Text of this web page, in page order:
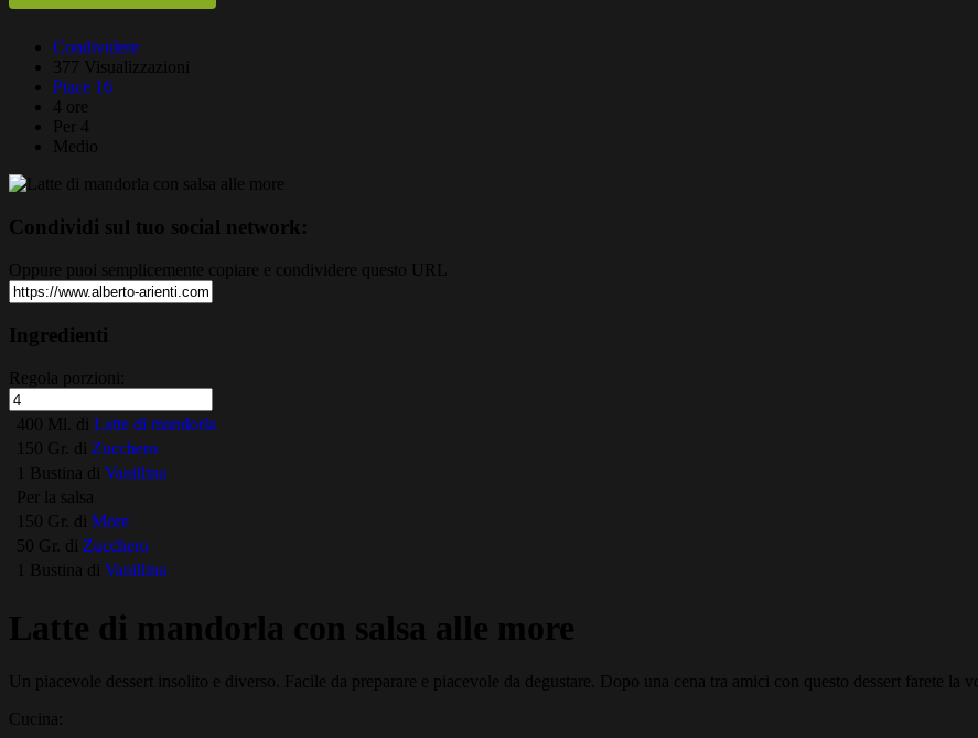
Condividere
377 Visualizzazioni
Piace 16
4 ore
Per 4
Medio
Condividi sul tuo social network:
Oppure puoi semplicemente copiare e condividere questo URL
Ingredienti
Regola porzioni:
400 Ml. di
Latte di mandorla
150 Gr. di
Zucchero
1 Bustina di
Vanillina
Per la salsa
150 Gr. di
More
50 Gr. di
Zucchero
1 Bustina di
Vanillina
Latte di mandorla con salsa alle more
Un piacevole dessert insolito e diverso. Facile da preparare e piacevole da degustare. Dopo una cena tra amici con questo dessert farete la
Cucina: